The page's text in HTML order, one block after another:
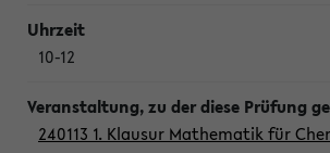
10-12
240113 1. Klausur Mathematik für